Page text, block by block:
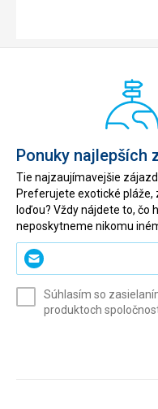
Ponuky najlepších
Tie najzaujímavejšie
Preferujete exotické pláže,
loďou? Vždy nájdete to, čo
neposkytneme nikomu
Zadajte
svoj
(povinné)
Súhlasím so
produktoch